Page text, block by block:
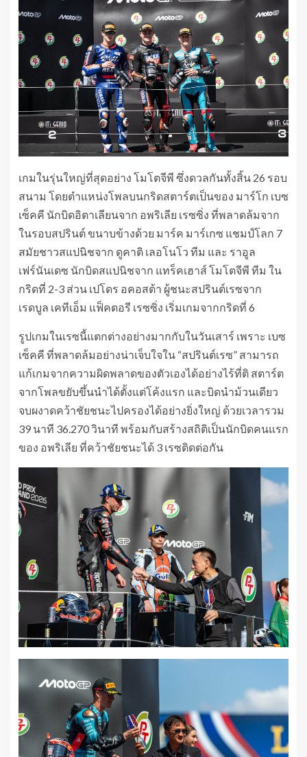
เกมในรุ่นใหญ่ที่สุดอย่าง โมโตจีพี ซึ่งดวลกันทั้งสิ้น 26 รอบ
สนาม โดยตำแหน่งโพลบนกริดสตาร์ตเป็นของ มาร์โก เบซ
เซ็คคี นักบิดอิตาเลียนจาก อพริเลีย เรซซิ่ง ที่พลาดล้มจาก
ในรอบสปรินต์ ขนาบข้างด้วย มาร์ค มาร์เกซ แชมป์โลก 7
สมัยชาวสแปนิชจาก ดูคาติ เลอโนโว ทีม และ ราอูล
เฟร์นันเดซ นักบิดสแปนิชจาก แทร็คเฮาส์ โมโตจีพี ทีม ใน
กริดที่ 2-3 ส่วน เปโดร อคอสต้า ผู้ชนะสปรินต์เรซจาก
เรดบูล เคทีเอ็ม แฟ็คตอรี เรซซิ่ง เริ่มเกมจากกริดที่ 6
รูปเกมในเรซนี้แตกต่างอย่างมากกับในวันเสาร์ เพราะ เบซ
เซ็คคี ที่พลาดล้มอย่างน่าเจ็บใจใน “สปรินต์เรซ” สามารถ
แก้เกมจากความผิดพลาดของตัวเองได้อย่างไร้ที่ติ สตาร์ต
จากโพลขยับขึ้นนำได้ตั้งแต่โค้งแรก และบิดนำม้วนเดียว
จบผงาดคว้าชัยชนะไปครองได้อย่างยิ่งใหญ่ ด้วยเวลารวม
39 นาที 36.270 วินาที พร้อมกับสร้างสถิติเป็นนักบิดคนแรก
ของ อพริเลีย ที่คว้าชัยชนะได้ 3 เรซติดต่อกัน